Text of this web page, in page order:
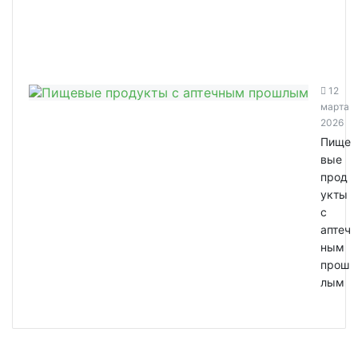
12
марта
2026
Пище
вые
прод
укты
с
аптеч
ным
прош
лым